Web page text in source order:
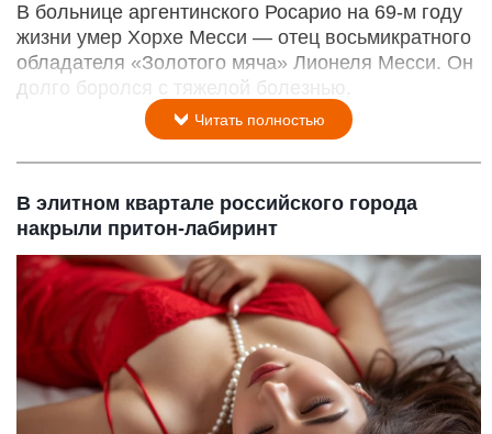
В больнице аргентинского Росарио на 69-м году
жизни умер Хорхе Месси — отец восьмикратного
обладателя «Золотого мяча» Лионеля Месси. Он
долго боролся с тяжелой болезнью.
Читать полностью
В элитном квартале российского города
накрыли притон-лабиринт